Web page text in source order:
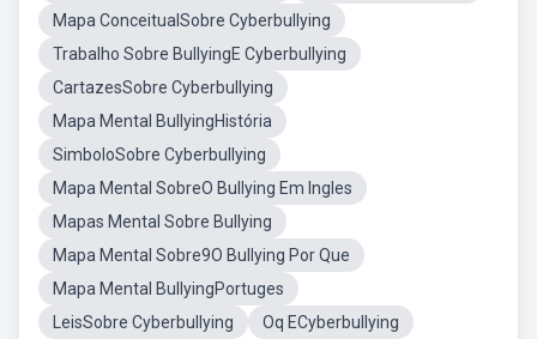
Mapa ConceitualSobre Cyberbullying
Trabalho Sobre BullyingE Cyberbullying
CartazesSobre Cyberbullying
Mapa Mental BullyingHistória
SimboloSobre Cyberbullying
Mapa Mental SobreO Bullying Em Ingles
Mapas Mental Sobre Bullying
Mapa Mental Sobre9O Bullying Por Que
Mapa Mental BullyingPortuges
LeisSobre Cyberbullying
Oq ECyberbullying